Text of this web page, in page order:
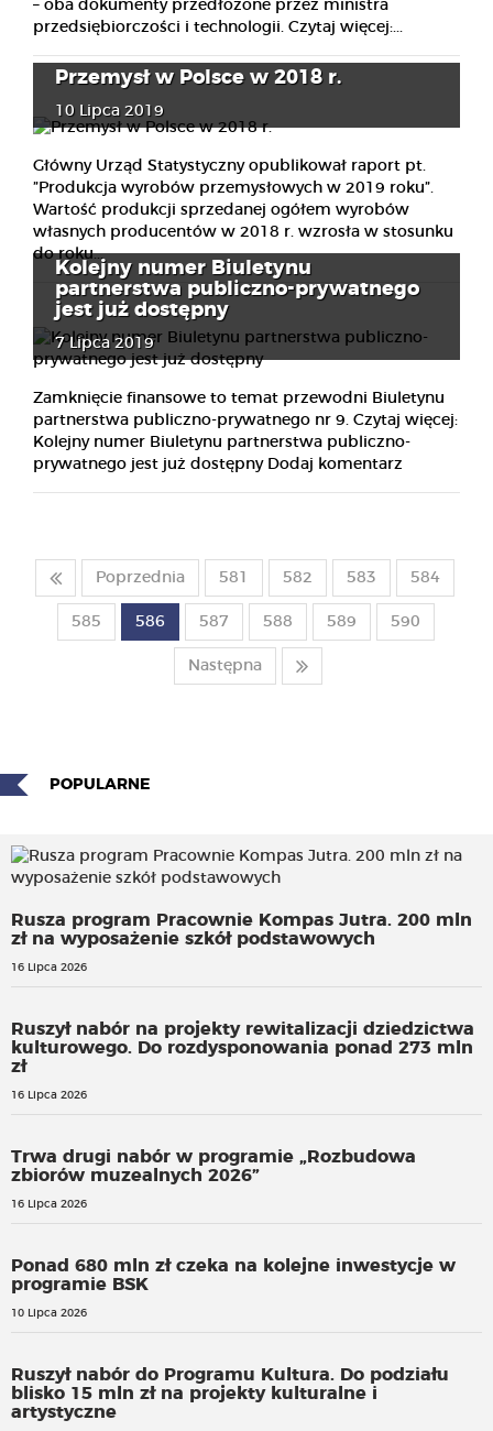
– oba dokumenty przedłożone przez ministra
przedsiębiorczości i technologii. Czytaj więcej:...
Przemysł w Polsce w 2018 r.
10 Lipca 2019
Główny Urząd Statystyczny opublikował raport pt.
”Produkcja wyrobów przemysłowych w 2019 roku”.
Wartość produkcji sprzedanej ogółem wyrobów
własnych producentów w 2018 r. wzrosła w stosunku
do roku...
Kolejny numer Biuletynu
partnerstwa publiczno-prywatnego
jest już dostępny
7 Lipca 2019
Zamknięcie finansowe to temat przewodni Biuletynu
partnerstwa publiczno-prywatnego nr 9. Czytaj więcej:
Kolejny numer Biuletynu partnerstwa publiczno-
prywatnego jest już dostępny Dodaj komentarz
Poprzednia 581 582 583 584
585 586 587 588 589 590
Następna
POPULARNE
Rusza program Pracownie Kompas Jutra. 200 mln
zł na wyposażenie szkół podstawowych
16 Lipca 2026
Ruszył nabór na projekty rewitalizacji dziedzictwa
kulturowego. Do rozdysponowania ponad 273 mln
zł
16 Lipca 2026
Trwa drugi nabór w programie „Rozbudowa
zbiorów muzealnych 2026”
16 Lipca 2026
Ponad 680 mln zł czeka na kolejne inwestycje w
programie BSK
10 Lipca 2026
Ruszył nabór do Programu Kultura. Do podziału
blisko 15 mln zł na projekty kulturalne i
artystyczne